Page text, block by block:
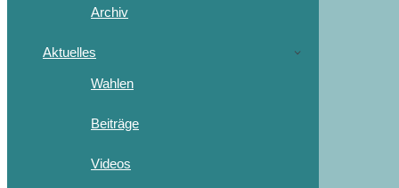
Archiv
Aktuelles
Wahlen
Beiträge
Videos